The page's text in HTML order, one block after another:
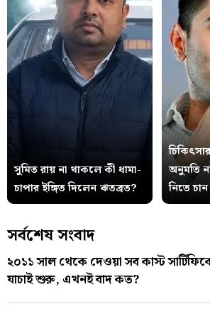
সুমিত রায় না থাকলে কী ধামা-
চাপার ইঙ্গিত দিলেন ঋতব্রত?
অনুমতি
নিতে
সর্বশেষ সংবাদ
২০১১ সাল থেকে দেওয়া সব কাস্ট
যাচাই শুরু, এখনই বাদ কত?